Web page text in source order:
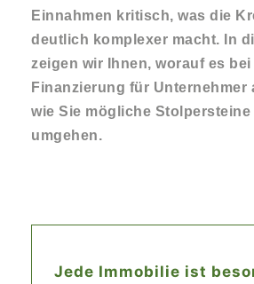
Einnahmen kritisch, was die
deutlich komplexer macht. In
zeigen wir Ihnen, worauf es bei
Finanzierung für Unternehmer
wie Sie mögliche Stolpersteine
umgehen.
Jede Immobilie ist